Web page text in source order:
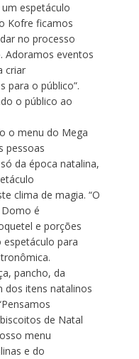
um espetáculo
Kofre ficamos
no processo
Adoramos eventos
criar
para o público”.
o público ao
o menu do Mega
pessoas
da época natalina,
clima de magia. “O
é
e porções
para
pancho, da
dos itens natalinos
de Natal
menu
e do